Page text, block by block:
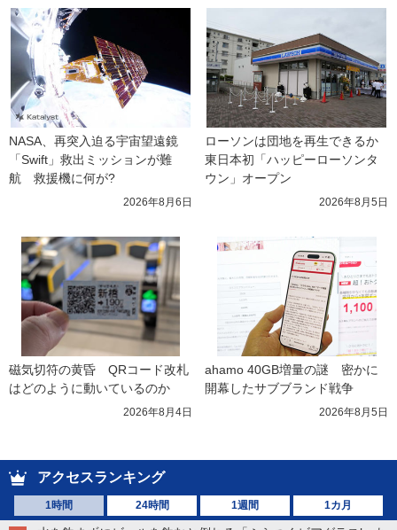
NASA、再突入迫る宇宙望遠鏡
「Swift」救出ミッションが難
航　救援機に何が?
2026年8月6日
ローソンは団地を再生できるか
東日本初「ハッピーローソンタ
ウン」オープン
2026年8月5日
磁気切符の黄昏　QRコード改札
はどのように動いているのか
2026年8月4日
ahamo 40GB増量の謎　密かに
開幕したサブブランド戦争
2026年8月5日
アクセスランキング
1時間 24時間 1週間 1カ月